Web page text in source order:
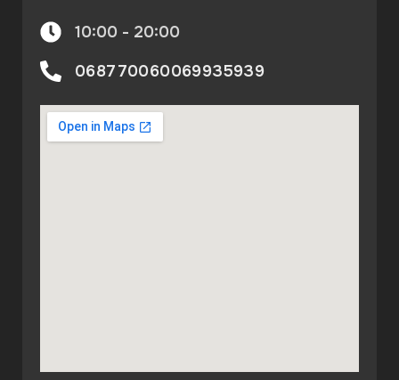
10:00 - 20:00
068770060069935939